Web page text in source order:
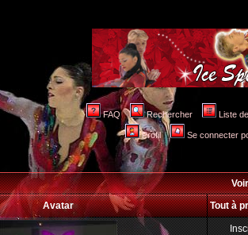
FAQ Rechercher Liste
Profil Se connecter
Avatar
Tout à